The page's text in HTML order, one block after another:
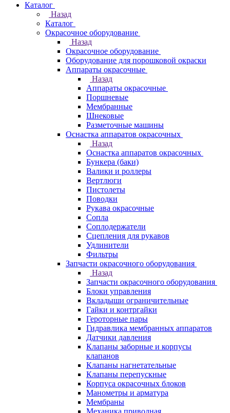
Каталог
Назад
Каталог
Окрасочное оборудование
Назад
Окрасочное оборудование
Оборудование для порошковой окраски
Аппараты окрасочные
Назад
Аппараты окрасочные
Поршневые
Мембранные
Шнековые
Разметочные машины
Оснастка аппаратов окрасочных
Назад
Оснастка аппаратов окрасочных
Бункера (баки)
Валики и роллеры
Вертлюги
Пистолеты
Поводки
Рукава окрасочные
Сопла
Соплодержатели
Сцепления для рукавов
Удлинители
Фильтры
Запчасти окрасочного оборудования
Назад
Запчасти окрасочного оборудования
Блоки управления
Вкладыши ограничительные
Гайки и контргайки
Героторные пары
Гидравлика мембранных аппаратов
Датчики давления
Клапаны заборные и корпусы
клапанов
Клапаны нагнетательные
Клапаны перепускные
Корпуса окрасочных блоков
Манометры и арматура
Мембраны
Механика приводная